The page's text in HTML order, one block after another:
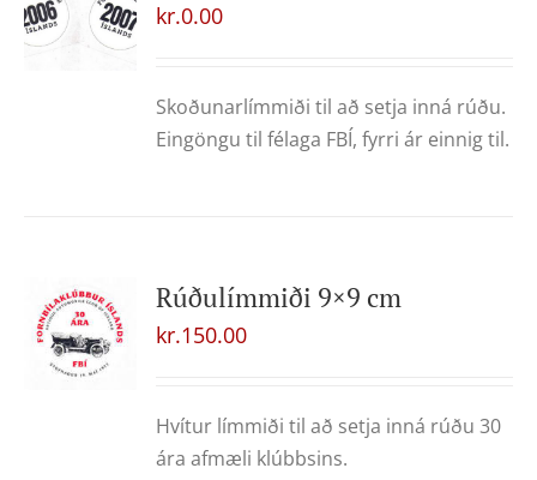
kr.0.00
Skoðunarlímmiði til að setja inná rúðu.
Eingöngu til félaga FBÍ, fyrri ár einnig til.
Rúðulímmiði 9×9 cm
kr.150.00
Hvítur límmiði til að setja inná rúðu 30
ára afmæli klúbbsins.